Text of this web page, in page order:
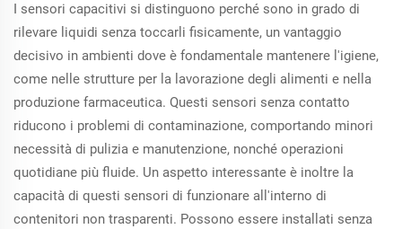
I sensori capacitivi si distinguono perché sono in grado di
rilevare liquidi senza toccarli fisicamente, un vantaggio
decisivo in ambienti dove è fondamentale mantenere l'igiene,
come nelle strutture per la lavorazione degli alimenti e nella
produzione farmaceutica. Questi sensori senza contatto
riducono i problemi di contaminazione, comportando minori
necessità di pulizia e manutenzione, nonché operazioni
quotidiane più fluide. Un aspetto interessante è inoltre la
capacità di questi sensori di funzionare all'interno di
contenitori non trasparenti. Possono essere installati senza